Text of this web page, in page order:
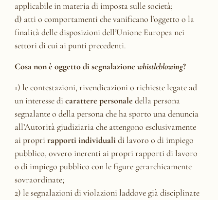
applicabile in materia di imposta sulle società;
d) atti o comportamenti che vanificano l’oggetto o la
finalità delle disposizioni dell’Unione Europea nei
settori di cui ai punti precedenti.
Cosa non è oggetto di segnalazione whistleblowing?
1) le contestazioni, rivendicazioni o richieste legate ad
un interesse di carattere personale della persona
segnalante o della persona che ha sporto una denuncia
all’Autorità giudiziaria che attengono esclusivamente
ai propri rapporti individuali di lavoro o di impiego
pubblico, ovvero inerenti ai propri rapporti di lavoro
o di impiego pubblico con le figure gerarchicamente
sovraordinate;
2) le segnalazioni di violazioni laddove già disciplinate